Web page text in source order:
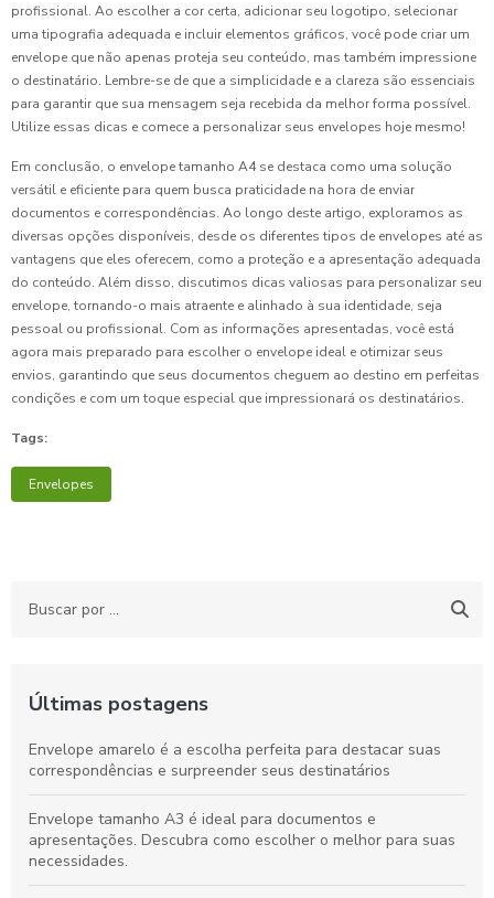
profissional. Ao escolher a cor certa, adicionar seu logotipo, selecionar
uma tipografia adequada e incluir elementos gráficos, você pode criar um
envelope que não apenas proteja seu conteúdo, mas também impressione
o destinatário. Lembre-se de que a simplicidade e a clareza são essenciais
para garantir que sua mensagem seja recebida da melhor forma possível.
Utilize essas dicas e comece a personalizar seus envelopes hoje mesmo!
Em conclusão, o envelope tamanho A4 se destaca como uma solução
versátil e eficiente para quem busca praticidade na hora de enviar
documentos e correspondências. Ao longo deste artigo, exploramos as
diversas opções disponíveis, desde os diferentes tipos de envelopes até as
vantagens que eles oferecem, como a proteção e a apresentação adequada
do conteúdo. Além disso, discutimos dicas valiosas para personalizar seu
envelope, tornando-o mais atraente e alinhado à sua identidade, seja
pessoal ou profissional. Com as informações apresentadas, você está
agora mais preparado para escolher o envelope ideal e otimizar seus
envios, garantindo que seus documentos cheguem ao destino em perfeitas
condições e com um toque especial que impressionará os destinatários.
Tags:
Envelopes
Últimas postagens
Envelope amarelo é a escolha perfeita para destacar suas
correspondências e surpreender seus destinatários
Envelope tamanho A3 é ideal para documentos e
apresentações. Descubra como escolher o melhor para suas
necessidades.